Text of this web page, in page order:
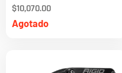
Agotado
$10,070.00